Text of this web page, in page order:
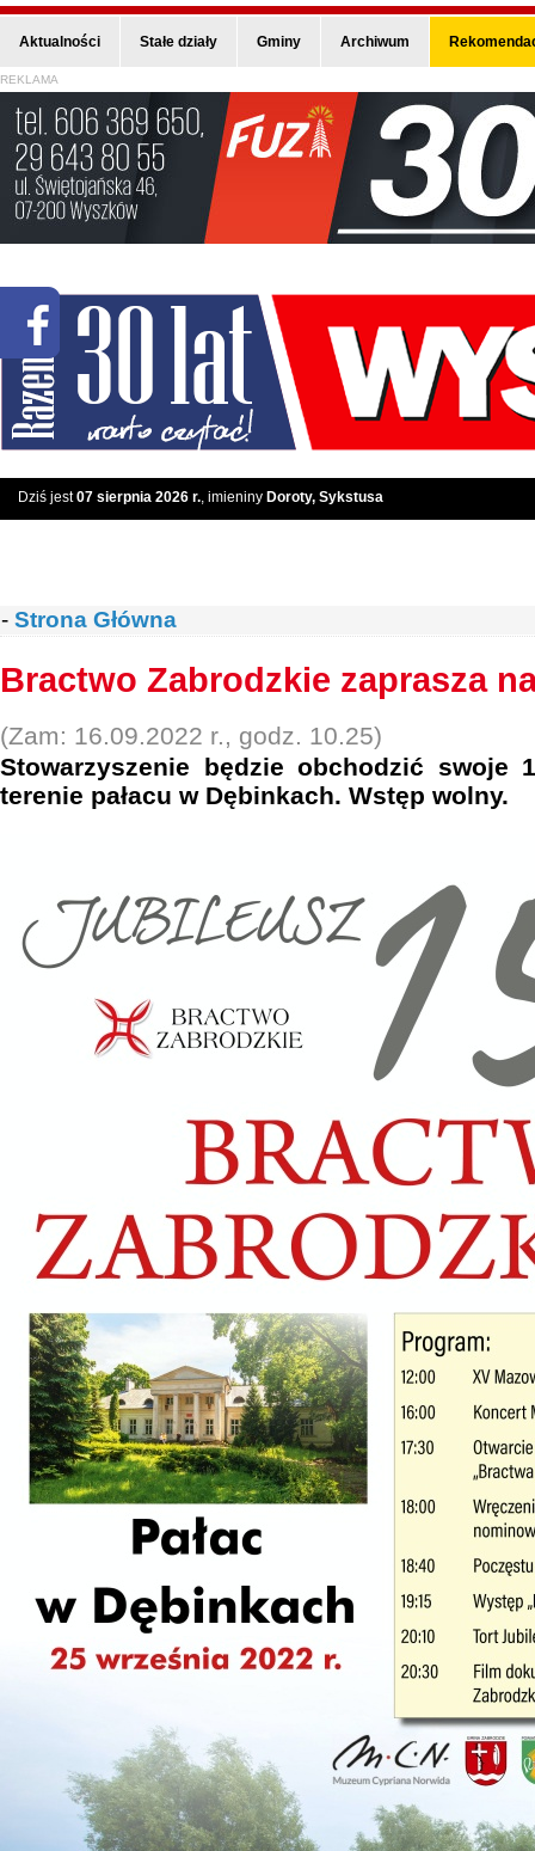
Aktualności Stałe działy Gminy Archiwum
REKLAMA
Dziś jest07 sierpnia 2026 r., imieniny Doroty, Sykstusa
- Strona Główna
Bractwo Zabrodzkie zaprasza
(Zam: 16.09.2022 r., godz. 10.25)
Stowarzyszenie będzie obchodzić swoje
terenie pałacu w Dębinkach. Wstęp wolny.